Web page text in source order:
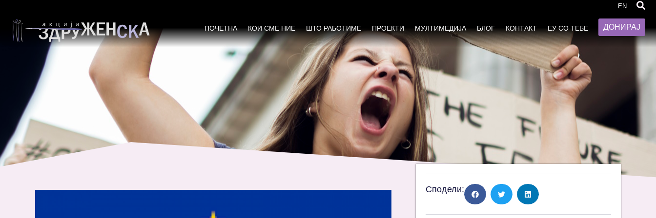
EN
ПОЧЕТНА КОИ СМЕ НИЕ ШТО РАБОТИМЕ ПРОЕКТИ МУЛТИМЕДИЈА БЛОГ КОНТАКТ ЕУ СО ТЕБЕ ДОНИРАЈ
Сподели: